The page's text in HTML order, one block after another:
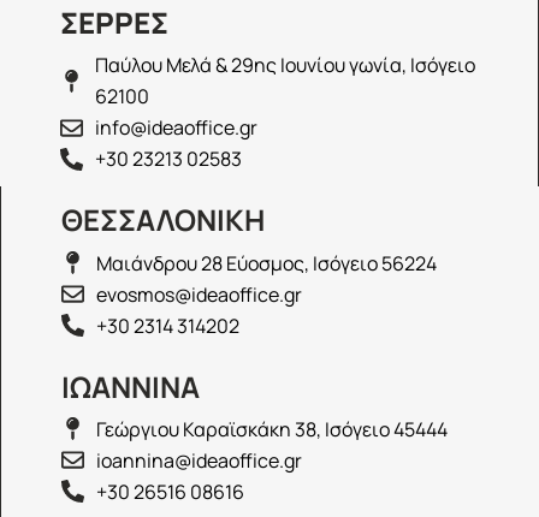
ΣΕΡΡΕΣ
Παύλου Μελά & 29ης Ιουνίου γωνία, Ισόγειο
62100
info@ideaoffice.gr
+30 23213 02583
ΘΕΣΣΑΛΟΝΙΚΗ
Μαιάνδρου 28 Εύοσμος, Ισόγειο 56224
evosmos@ideaoffice.gr
+30 2314 314202
ΙΩΑΝΝΙΝΑ
Γεώργιου Καραϊσκάκη 38, Ισόγειο 45444
ioannina@ideaoffice.gr
+30 26516 08616